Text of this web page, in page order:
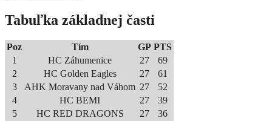
Tabuľka základnej časti
Poz Tím GP PTS
1
HC Záhumenice 27
69
2
HC Golden Eagles 27
61
3
AHK Moravany nad Váhom 27
52
4
HC BEMI 27
39
5
HC RED DRAGONS 27
36